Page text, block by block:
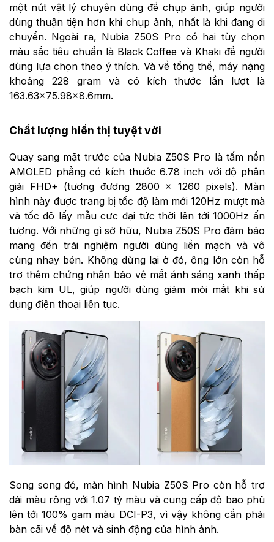
một nút vật lý chuyên dùng để chụp ảnh, giúp người
dùng thuận tiện hơn khi chụp ảnh, nhất là khi đang di
chuyển. Ngoài ra, Nubia Z50S Pro có hai tùy chọn
màu sắc tiêu chuẩn là Black Coffee và Khaki để người
dùng lựa chọn theo ý thích. Và về tổng thể, máy nặng
khoảng 228 gram và có kích thước lần lượt là
163.63×75.98×8.6mm.
Chất lượng hiển thị tuyệt vời
Quay sang mặt trước của Nubia Z50S Pro là tấm nền
AMOLED phẳng có kích thước 6.78 inch với độ phân
giải FHD+ (tương đương 2800 × 1260 pixels). Màn
hình này được trang bị tốc độ làm mới 120Hz mượt mà
và tốc độ lấy mẫu cực đại tức thời lên tới 1000Hz ấn
tượng. Với những gì sở hữu, Nubia Z50S Pro đảm bảo
mang đến trải nghiệm người dùng liền mạch và vô
cùng nhạy bén. Không dừng lại ở đó, ông lớn còn hỗ
trợ thêm chứng nhận bảo vệ mắt ánh sáng xanh thấp
bạch kim UL, giúp người dùng giảm mỏi mắt khi sử
dụng điện thoại liên tục.
Song song đó, màn hình Nubia Z50S Pro còn hỗ trợ
dải màu rộng với 1.07 tỷ màu và cung cấp độ bao phủ
lên tới 100% gam màu DCI-P3, vì vậy không cần phải
bàn cãi về độ nét và sinh động của hình ảnh.